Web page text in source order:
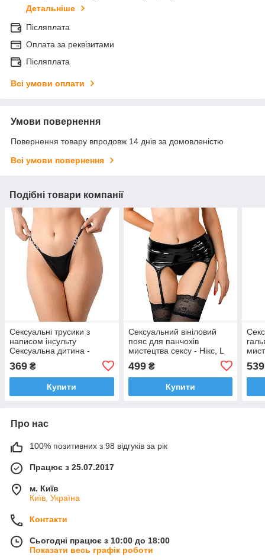
Детальніше
Післяплата
Оплата за реквізитами
Післяплата
Всі умови оплати
Умови повернення
Повернення товару впродовж 14 днів за домовленістю
Всі умови повернення
Подібні товари компанії
Сексуальні трусики з
написом інсульту
Сексуальна дитина -
мистецтво сексу, розмір xs
-2xl, чорний колір
369 ₴
Купити
Сексуальний вініловий
пояс для панчохів
мистецтва сексу - Нікс, L
499₴
Купити
539
Про нас
100% позитивних з 98 відгуків за рік
Працює з 25.07.2017
м. Київ
Київ, Україна
Контакти
Сьогодні працює з 10:00 до 18:00
Показати весь графік роботи